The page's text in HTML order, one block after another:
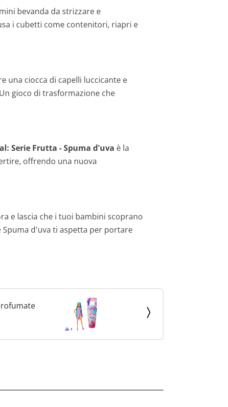
bevanda da strizzare e
i cubetti come contenitori, riapri e
una ciocca di capelli luccicante e
gioco di trasformazione che
Serie Frutta - Spuma d'uva è la
offrendo una nuova
e lascia che i tuoi bambini scoprano
d'uva ti aspetta per portare